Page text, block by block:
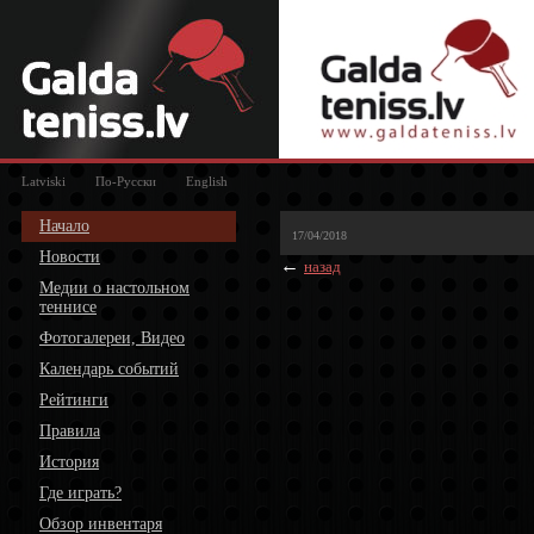
Latviski По-Русски English
Начало
Новости
Медии о настольном
теннисе
Фотогалереи, Видео
Календарь событий
Рейтинги
Правила
История
Где играть?
Обзор инвентаря
17/04/2018
← назад